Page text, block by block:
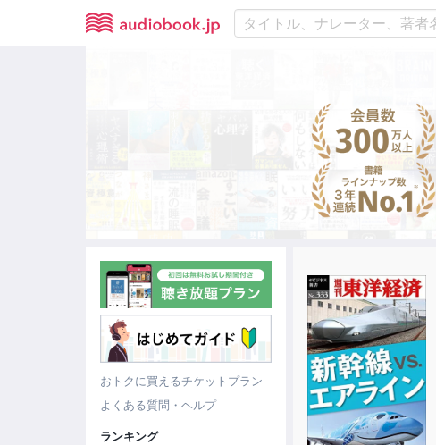
おトクに買えるチケットプラン
よくある質問・ヘルプ
ランキング